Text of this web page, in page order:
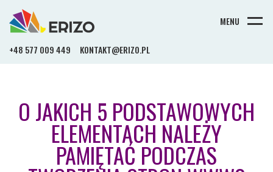
MENU
+48 577 009 449 KONTAKT@ERIZO.PL
O JAKICH 5 PODSTAWOWYCH
ELEMENTACH NALEŻY
PAMIĘTAĆ PODCZAS